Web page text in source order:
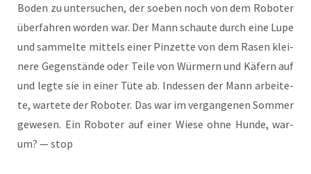
Boden zu unter­su­chen, der soeben noch von dem Robo­ter
über­fah­ren wor­den war. Der Mann schau­te durch eine Lupe
und sam­mel­te mit­tels einer Pin­zet­te von dem Rasen klei­
ne­re Gegen­stän­de oder Tei­le von Wür­mern und Käfern auf
und leg­te sie in einer Tüte ab. Indes­sen der Mann arbei­te­
te, war­te­te der Robo­ter. Das war im ver­gan­ge­nen Som­mer
gewe­sen. Ein Robo­ter auf einer Wie­se ohne Hun­de, war­
um? — stop